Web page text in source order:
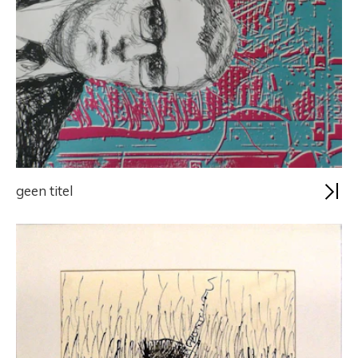
geen titel